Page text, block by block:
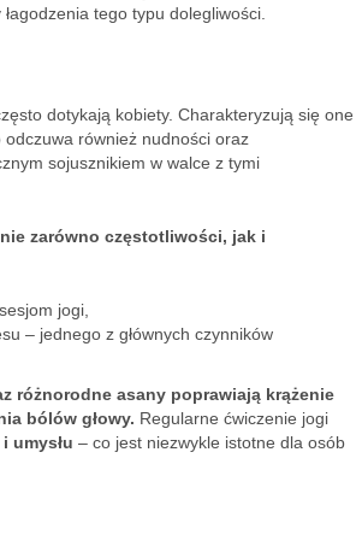
tego typu dolegliwości.
dotykają kobiety. Charakteryzują się one
również nudności oraz
sojusznikiem w walce z tymi
zarówno częstotliwości, jak i
jogi,
– jednego z głównych czynników
różnorodne asany poprawiają krążenie
bólów głowy. Regularne ćwiczenie jogi
umysłu – co jest niezwykle istotne dla osób